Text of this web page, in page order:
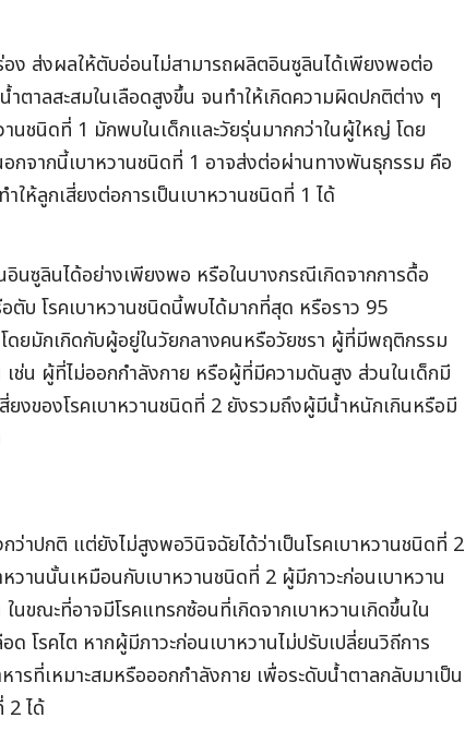
อง ส่งผลให้ตับอ่อนไม่สามารถผลิตอินซูลินได้เพียงพอต่อ
ำตาลสะสมในเลือดสูงขึ้น จนทำให้เกิดความผิดปกติต่าง ๆ
านชนิดที่ 1 มักพบในเด็กและวัยรุ่นมากกว่าในผู้ใหญ่ โดย
อกจากนี้เบาหวานชนิดที่ 1 อาจส่งต่อผ่านทางพันธุกรรม คือ
ห้ลูกเสี่ยงต่อการเป็นเบาหวานชนิดที่ 1 ได้
นซูลินได้อย่างเพียงพอ หรือในบางกรณีเกิดจากการดื้อ
ตับ โรคเบาหวานชนิดนี้พบได้มากที่สุด หรือราว 95
ดยมักเกิดกับผู้อยู่ในวัยกลางคนหรือวัยชรา ผู้ที่มีพฤติกรรม
เช่น ผู้ที่ไม่ออกกำลังกาย หรือผู้ที่มีความดันสูง ส่วนในเด็กมี
ยงของโรคเบาหวานชนิดที่ 2 ยังรวมถึงผู้มีน้ำหนักเกินหรือมี
ว่าปกติ แต่ยังไม่สูงพอวินิจฉัยได้ว่าเป็นโรคเบาหวานชนิดที่ 2
วานนั้นเหมือนกับเบาหวานชนิดที่ 2 ผู้มีภาวะก่อนเบาหวาน
ในขณะที่อาจมีโรคแทรกซ้อนที่เกิดจากเบาหวานเกิดขึ้นใน
ด โรคไต หากผู้มีภาวะก่อนเบาหวานไม่ปรับเปลี่ยนวิถีการ
ารที่เหมาะสมหรือออกกำลังกาย เพื่อระดับน้ำตาลกลับมาเป็น
2 ได้